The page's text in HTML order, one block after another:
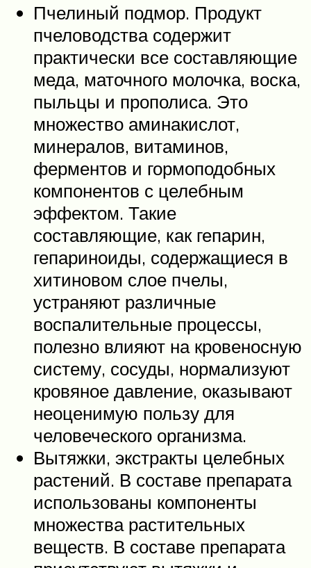
Пчелиный подмор. Продукт
пчеловодства содержит
практически все составляющие
меда, маточного молочка, воска,
пыльцы и прополиса. Это
множество аминакислот,
минералов, витаминов,
ферментов и гормоподобных
компонентов с целебным
эффектом. Такие
составляющие, как гепарин,
гепариноиды, содержащиеся в
хитиновом слое пчелы,
устраняют различные
воспалительные процессы,
полезно влияют на кровеносную
систему, сосуды, нормализуют
кровяное давление, оказывают
неоценимую пользу для
человеческого организма.
Вытяжки, экстракты целебных
растений. В составе препарата
использованы компоненты
множества растительных
веществ. В составе препарата